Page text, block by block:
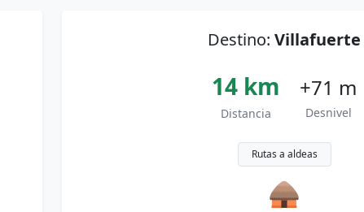
Destino: Villafuerte
14 km
Distancia
+71 m
Desnivel
Rutas a aldeas
🛖